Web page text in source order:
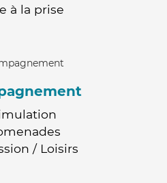
à la prise
/ Loisirs